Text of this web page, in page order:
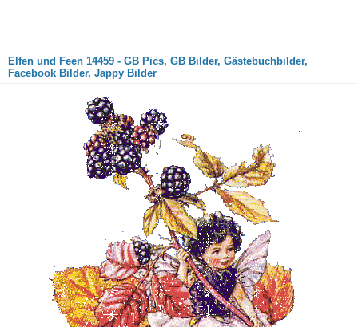
Elfen und Feen 14459 - GB Pics, GB Bilder, Gästebuchbilder,
Facebook Bilder, Jappy Bilder